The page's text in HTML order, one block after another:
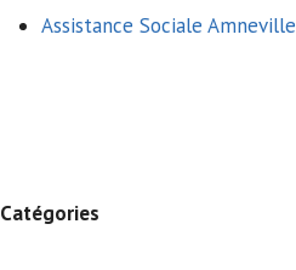
Assistance Sociale Amneville
Catégories